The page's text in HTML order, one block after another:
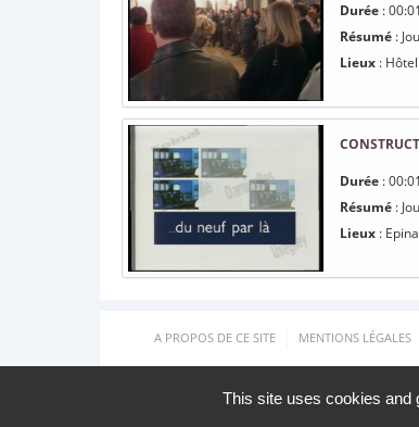
Durée :
Résumé :
Lieux :
Durée :
Résumé :
Lieux :
A PROPOS DE CE SITE MENTIONS LÉGALES
This site uses cookies and